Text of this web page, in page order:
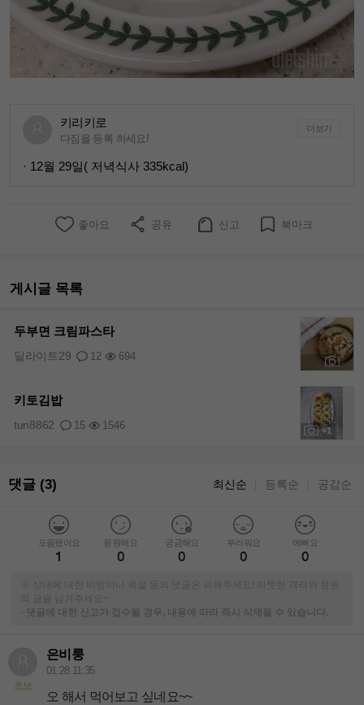
키리키로
다짐을 등록 하세요!
더보기
· 12월 29일( 저녁식사 335kcal)
좋아요 공유 신고 북마크
게시글 목록
두부면 크림파스타
12 694
딜라이트29
+1
키토김밥
15 1546
tun8862
댓글 (3) 최신순 등록순 공감순
도움됐어요
1
응원해요
0
궁금해요
0
부러워요
0
예뻐요
0
※ 상대에 대한 비방이나 욕설 등의 댓글은 피해주세요! 따뜻한 격려와 응원
-
댓글에 대한 신고가 접수될 경우, 내용에 따라 즉시 삭제될 수 있습니다.
초보
은비룽
01.28 11:35
오 해서 먹어보고 싶네요~~